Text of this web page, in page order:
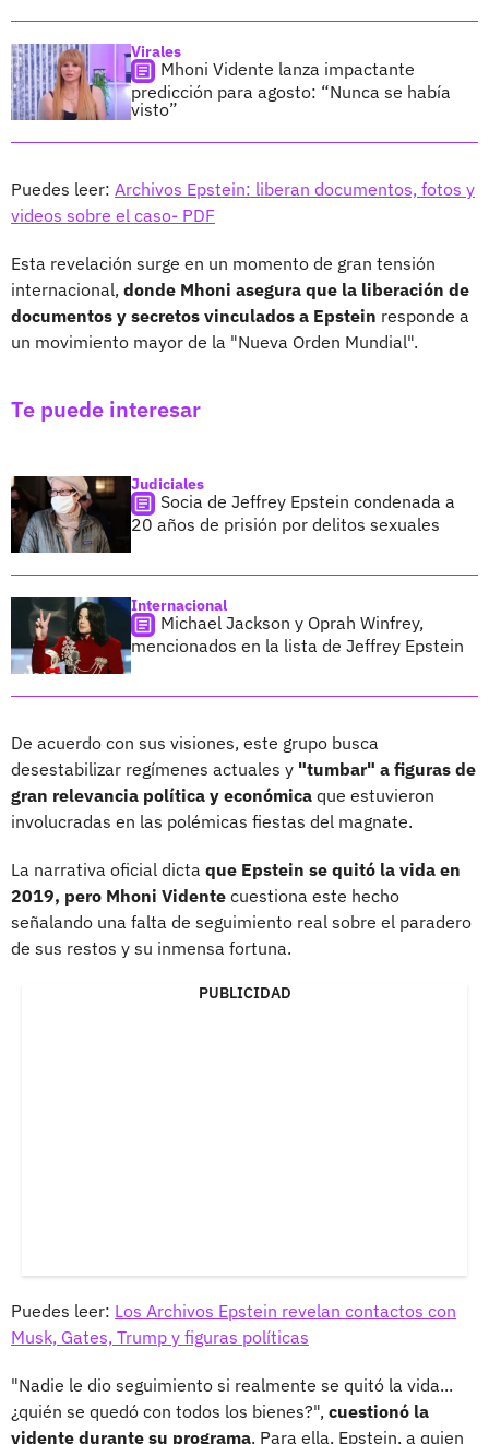
Virales
Mhoni Vidente lanza impactante
predicción para agosto: “Nunca se había
visto”
Puedes leer: Archivos Epstein: liberan documentos, fotos y
videos sobre el caso- PDF
Esta revelación surge en un momento de gran tensión
internacional, donde Mhoni asegura que la liberación de
documentos y secretos vinculados a Epstein responde a
un movimiento mayor de la "Nueva Orden Mundial".
Te puede interesar
Judiciales
Socia de Jeffrey Epstein condenada a
20 años de prisión por delitos sexuales
Internacional
Michael Jackson y Oprah Winfrey,
mencionados en la lista de Jeffrey Epstein
De acuerdo con sus visiones, este grupo busca
desestabilizar regímenes actuales y "tumbar" a figuras de
gran relevancia política y económica que estuvieron
involucradas en las polémicas fiestas del magnate.
La narrativa oficial dicta que Epstein se quitó la vida en
2019, pero Mhoni Vidente cuestiona este hecho
señalando una falta de seguimiento real sobre el paradero
de sus restos y su inmensa fortuna.
PUBLICIDAD
Puedes leer: Los Archivos Epstein revelan contactos con
Musk, Gates, Trump y figuras políticas
"Nadie le dio seguimiento si realmente se quitó la vida...
¿quién se quedó con todos los bienes?", cuestionó la
vidente durante su programa. Para ella, Epstein, a quien